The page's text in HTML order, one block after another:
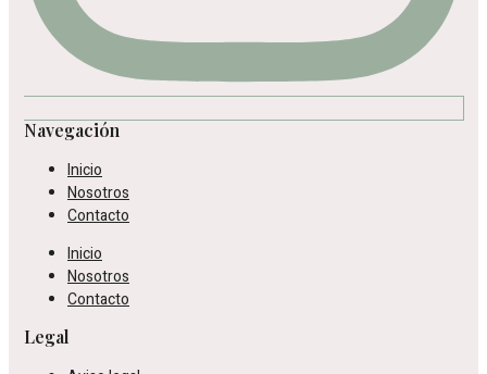
Navegación
Inicio
Nosotros
Contacto
Inicio
Nosotros
Contacto
Legal